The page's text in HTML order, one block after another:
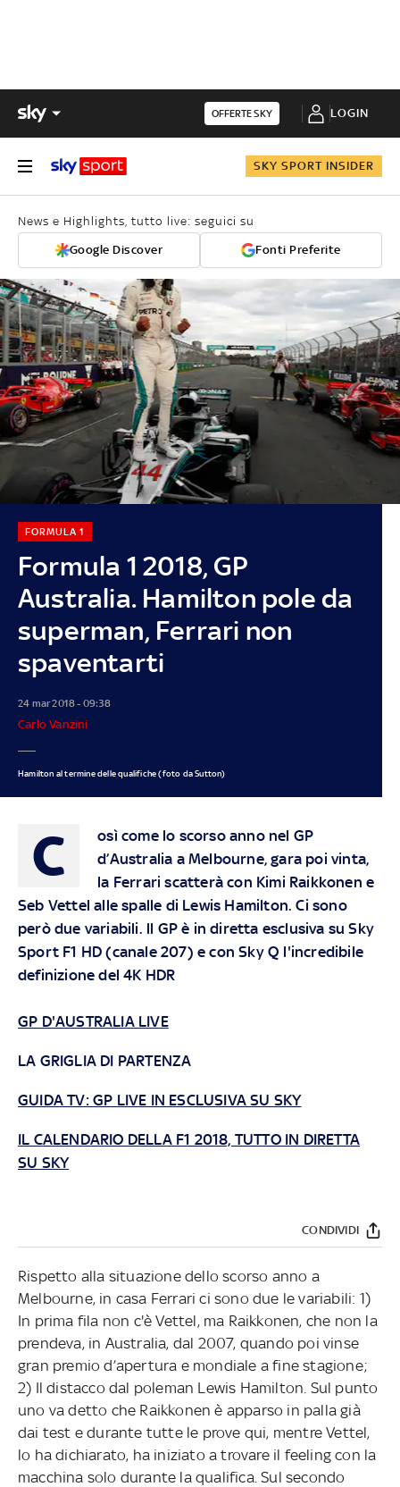
OFFERTE SKY LOGIN
SKY SPORT INSIDER
News e Highlights, tutto live: seguici su
Google Discover Fonti Preferite
Formula 1 2018, GP
Australia. Hamilton pole da
superman, Ferrari non
spaventarti
FORMULA 1
24 mar 2018 - 09:38
Carlo Vanzini
Hamilton al termine delle qualifiche (foto da Sutton)
C
osì come lo scorso anno nel GP
d’Australia a Melbourne, gara poi vinta,
la Ferrari scatterà con Kimi Raikkonen e
Seb Vettel alle spalle di Lewis Hamilton. Ci sono
però due variabili. ll GP è in diretta esclusiva su Sky
Sport F1 HD (canale 207) e con Sky Q l'incredibile
definizione del 4K HDR
GP D'AUSTRALIA LIVE
LA GRIGLIA DI PARTENZA
GUIDA TV: GP LIVE IN ESCLUSIVA SU SKY
IL CALENDARIO DELLA F1 2018, TUTTO IN DIRETTA
SU SKY
CONDIVIDI
Rispetto alla situazione dello scorso anno a
Melbourne, in casa Ferrari ci sono due le variabili: 1)
In prima fila non c'è Vettel, ma Raikkonen, che non la
prendeva, in Australia, dal 2007, quando poi vinse
gran premio d’apertura e mondiale a fine stagione;
2) Il distacco dal poleman Lewis Hamilton. Sul punto
uno va detto che Raikkonen è apparso in palla già
dai test e durante tutte le prove qui, mentre Vettel,
lo ha dichiarato, ha iniziato a trovare il feeling con la
macchina solo durante la qualifica. Sul secondo